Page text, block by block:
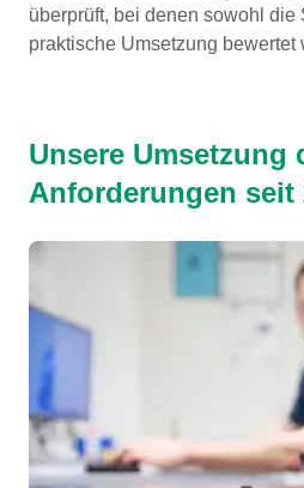
überprüft, bei denen sowohl die
praktische Umsetzung bewertet
Unsere Umsetzung
Anforderungen seit